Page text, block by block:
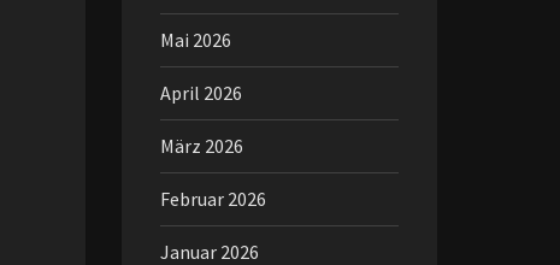
Mai 2026
April 2026
März 2026
Februar 2026
Januar 2026